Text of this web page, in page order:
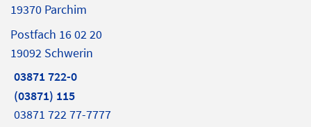
19370 Parchim
Postfach 16 02 20
19092 Schwerin
03871 722-0
(03871) 115
03871 722 77-7777